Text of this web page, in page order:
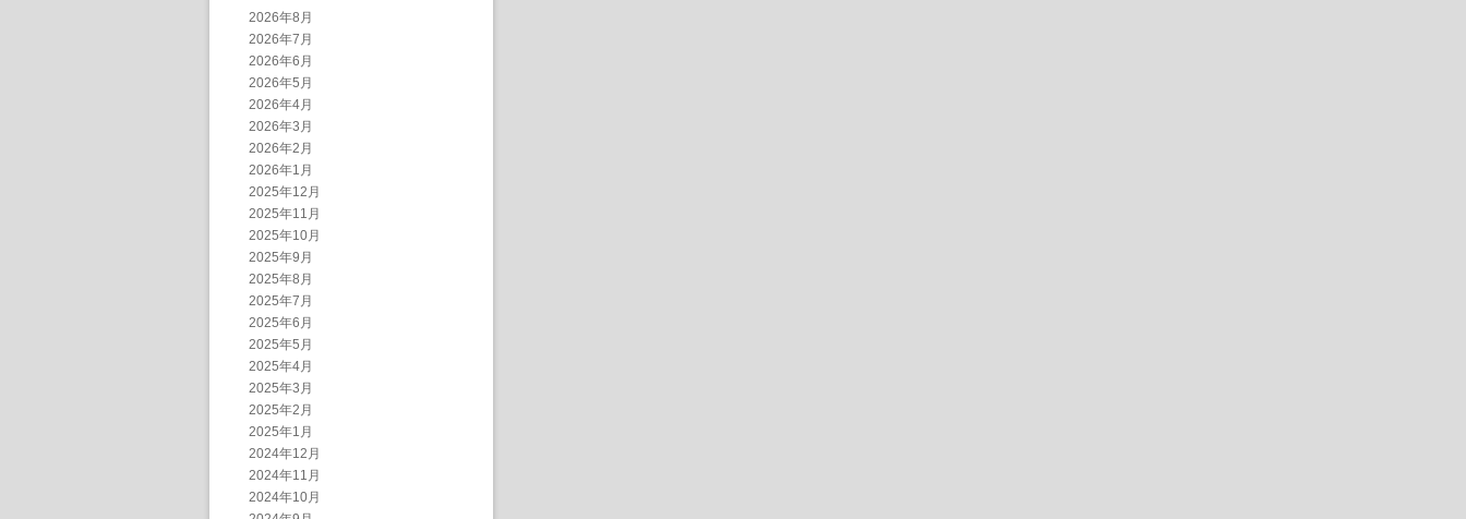
2026年8月
2026年7月
2026年6月
2026年5月
2026年4月
2026年3月
2026年2月
2026年1月
2025年12月
2025年11月
2025年10月
2025年9月
2025年8月
2025年7月
2025年6月
2025年5月
2025年4月
2025年3月
2025年2月
2025年1月
2024年12月
2024年11月
2024年10月